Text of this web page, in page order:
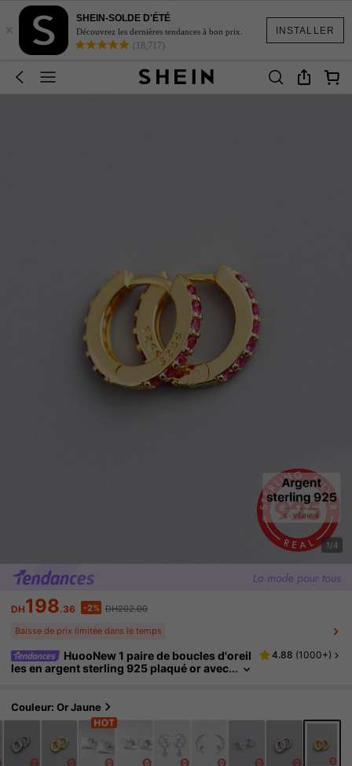
INSTALLER
×
SHEIN-SOLDE D'ÉTÉ
Découvrez les dernières tendances à bon prix.
(18,717)
1/4
DH198.36 -2% DH202.00
Baisse de prix limitée dans le temps
HuooNew 1 paire de boucles d'oreil
les en argent sterling 925 plaqué or avec
is rouge, bijoux de mode hypoallergéniques,
cadeau idéal pour elle
4.88 (1000+)
Couleur: Or Jaune